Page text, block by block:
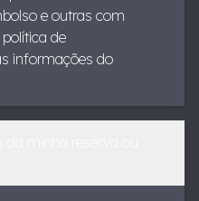
e outras com
de
informações do